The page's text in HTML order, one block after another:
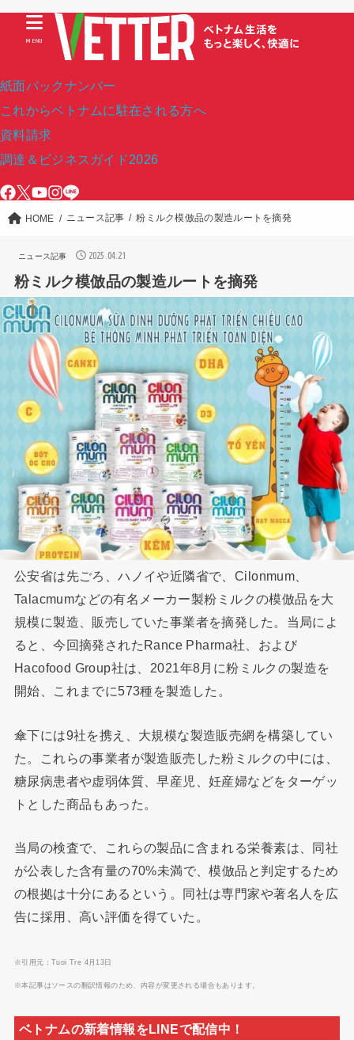
紙面バックナンバー
これからベトナムに駐在される方へ
資料請求
調達＆ビジネスガイド2026
MENU
HOME ニュース記事 粉ミルク模倣品の製造ルートを摘発
ニュース記事 2025.04.21
粉ミルク模倣品の製造ルートを摘発
公安省は先ごろ、ハノイや近隣省で、Cilonmum、
Talacmumなどの有名メーカー製粉ミルクの模倣品を大
規模に製造、販売していた事業者を摘発した。当局によ
ると、今回摘発されたRance Pharma社、および
Hacofood Group社は、2021年8月に粉ミルクの製造を
開始、これまでに573種を製造した。
傘下には9社を携え、大規模な製造販売網を構築してい
た。これらの事業者が製造販売した粉ミルクの中には、
糖尿病患者や虚弱体質、早産児、妊産婦などをターゲッ
トとした商品もあった。
当局の検査で、これらの製品に含まれる栄養素は、同社
が公表した含有量の70%未満で、模倣品と判定するため
の根拠は十分にあるという。同社は専門家や著名人を広
告に採用、高い評価を得ていた。
※引用元：Tuoi Tre 4月13日
※本記事はソースの翻訳情報のため、内容が変更される場合もあります。